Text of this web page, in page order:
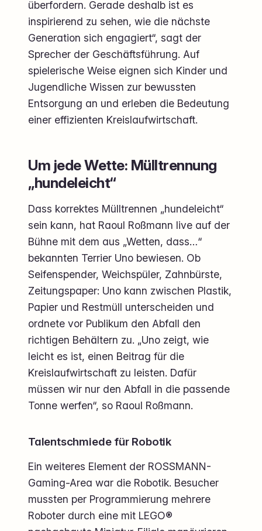
überfordern. Gerade deshalb ist es
inspirierend zu sehen, wie die nächste
Generation sich engagiert“, sagt der
Sprecher der Geschäftsführung. Auf
spielerische Weise eignen sich Kinder und
Jugendliche Wissen zur bewussten
Entsorgung an und erleben die Bedeutung
einer effizienten Kreislaufwirtschaft.
Um jede Wette: Mülltrennung
„hundeleicht“
Dass korrektes Mülltrennen „hundeleicht“
sein kann, hat Raoul Roßmann live auf der
Bühne mit dem aus „Wetten, dass…“
bekannten Terrier Uno bewiesen. Ob
Seifenspender, Weichspüler, Zahnbürste,
Zeitungspaper: Uno kann zwischen Plastik,
Papier und Restmüll unterscheiden und
ordnete vor Publikum den Abfall den
richtigen Behältern zu. „Uno zeigt, wie
leicht es ist, einen Beitrag für die
Kreislaufwirtschaft zu leisten. Dafür
müssen wir nur den Abfall in die passende
Tonne werfen“, so Raoul Roßmann.
Talentschmiede für Robotik
Ein weiteres Element der ROSSMANN-
Gaming-Area war die Robotik. Besucher
mussten per Programmierung mehrere
Roboter durch eine mit LEGO®